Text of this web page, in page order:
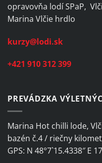
opravovňa lodí SPaP,
Marina Vlčie hrdlo
kurzy@lodi.sk
+421 910 312 399
PREVÁDZKA
Marina Hot chilli lode,
bazén č.4 / riečny
GPS: N 48°7`15.4338″ E